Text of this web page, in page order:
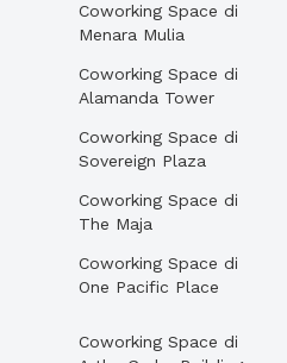
Coworking Space di
Menara Mulia
Coworking Space di
Alamanda Tower
Coworking Space di
Sovereign Plaza
Coworking Space di
The Maja
Coworking Space di
One Pacific Place
Coworking Space di